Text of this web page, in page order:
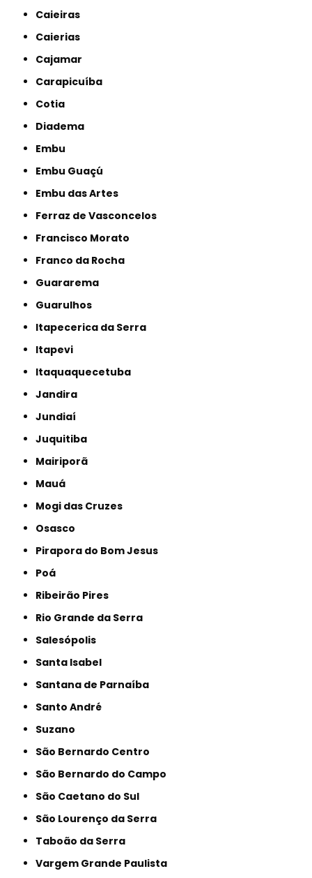
Caieiras
Caierias
Cajamar
Carapicuíba
Cotia
Diadema
Embu
Embu Guaçú
Embu das Artes
Ferraz de Vasconcelos
Francisco Morato
Franco da Rocha
Guararema
Guarulhos
Itapecerica da Serra
Itapevi
Itaquaquecetuba
Jandira
Jundiaí
Juquitiba
Mairiporã
Mauá
Mogi das Cruzes
Osasco
Pirapora do Bom Jesus
Poá
Ribeirão Pires
Rio Grande da Serra
Salesópolis
Santa Isabel
Santana de Parnaíba
Santo André
Suzano
São Bernardo Centro
São Bernardo do Campo
São Caetano do Sul
São Lourenço da Serra
Taboão da Serra
Vargem Grande Paulista